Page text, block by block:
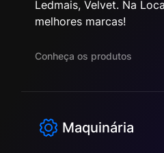
Ledmais, Velvet. Na
melhores marcas!
Conheça os produtos
Maquinária